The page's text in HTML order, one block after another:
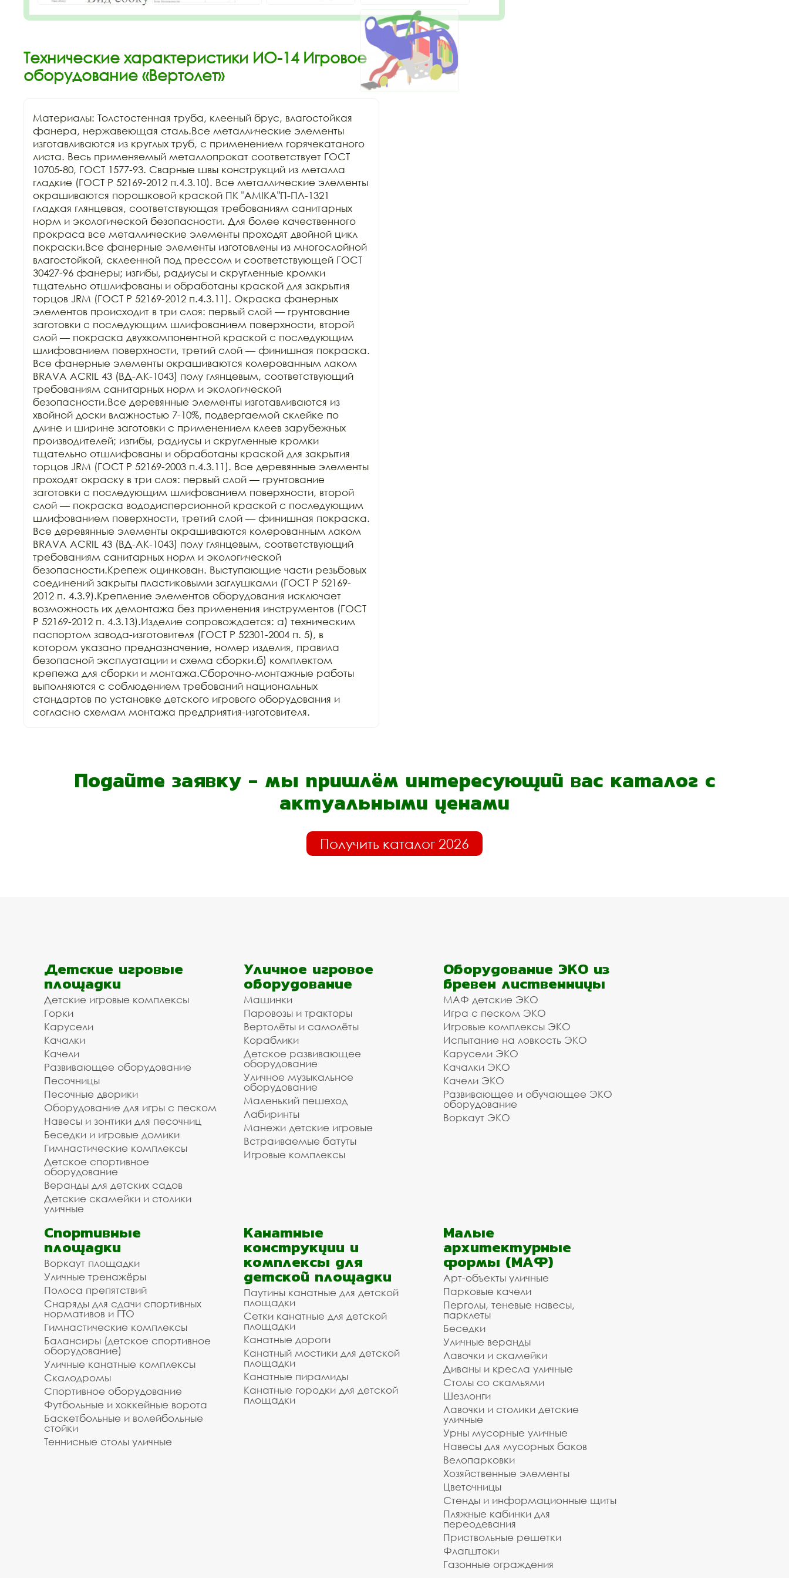
Технические характеристики ИО-14 Игровое
оборудование «Вертолет»
Материалы: Толстостенная труба, клееный брус, влагостойкая
фанера, нержавеющая сталь.Все металлические элементы
изготавливаются из круглых труб, с применением горячекатаного
листа. Весь применяемый металлопрокат соответствует ГОСТ
10705-80, ГОСТ 1577-93. Сварные швы конструкций из металла
гладкие (ГОСТ Р 52169-2012 п.4.3.10). Все металлические элементы
окрашиваются порошковой краской ПК "АМIKA"П-ПЛ-1321
гладкая глянцевая, соответствующая требованиям санитарных
норм и экологической безопасности. Для более качественного
прокраса все металлические элементы проходят двойной цикл
покраски.Все фанерные элементы изготовлены из многослойной
влагостойкой, склеенной под прессом и соответствующей ГОСТ
30427-96 фанеры; изгибы, радиусы и скругленные кромки
тщательно отшлифованы и обработаны краской для закрытия
торцов JRM (ГОСТ Р 52169-2012 п.4.3.11). Окраска фанерных
элементов происходит в три слоя: первый слой — грунтование
заготовки с последующим шлифованием поверхности, второй
слой — покраска двухкомпонентной краской с последующим
шлифованием поверхности, третий слой — финишная покраска.
Все фанерные элементы окрашиваются колерованным лаком
BRAVA ACRIL 43 (ВД-АК-1043) полу глянцевым, соответствующий
требованиям санитарных норм и экологической
безопасности.Все деревянные элементы изготавливаются из
хвойной доски влажностью 7-10%, подвергаемой склейке по
длине и ширине заготовки с применением клеев зарубежных
производителей; изгибы, радиусы и скругленные кромки
тщательно отшлифованы и обработаны краской для закрытия
торцов JRM (ГОСТ Р 52169-2003 п.4.3.11). Все деревянные элементы
проходят окраску в три слоя: первый слой — грунтование
заготовки с последующим шлифованием поверхности, второй
слой — покраска вододисперсионной краской с последующим
шлифованием поверхности, третий слой — финишная покраска.
Все деревянные элементы окрашиваются колерованным лаком
BRAVA ACRIL 43 (ВД-АК-1043) полу глянцевым, соответствующий
требованиям санитарных норм и экологической
безопасности.Крепеж оцинкован. Выступающие части резьбовых
соединений закрыты пластиковыми заглушками (ГОСТ Р 52169-
2012 п. 4.3.9).Крепление элементов оборудования исключает
возможность их демонтажа без применения инструментов (ГОСТ
Р 52169-2012 п. 4.3.13).Изделие сопровождается: а) техническим
паспортом завода-изготовителя (ГОСТ Р 52301-2004 п. 5), в
котором указано предназначение, номер изделия, правила
безопасной эксплуатации и схема сборки.б) комплектом
крепежа для сборки и монтажа.Сборочно-монтажные работы
выполняются с соблюдением требований национальных
стандартов по установке детского игрового оборудования и
согласно схемам монтажа предприятия-изготовителя.
Подайте заявку - мы пришлём интересующий вас каталог с
актуальными ценами
Получить каталог 2026
Детские игровые
площадки
Детские игровые комплексы
Горки
Карусели
Качалки
Качели
Развивающее оборудование
Песочницы
Песочные дворики
Оборудование для игры с песком
Навесы и зонтики для песочниц
Беседки и игровые домики
Гимнастические комплексы
Детское спортивное
оборудование
Веранды для детских садов
Детские скамейки и столики
уличные
Уличное игровое
оборудование
Машинки
Паровозы и тракторы
Вертолёты и самолёты
Кораблики
Детское развивающее
оборудование
Уличное музыкальное
оборудование
Маленький пешеход
Лабиринты
Манежи детские игровые
Встраиваемые батуты
Игровые комплексы
Оборудование ЭКО из
бревен лиственницы
МАФ детские ЭКО
Игра с песком ЭКО
Игровые комплексы ЭКО
Испытание на ловкость ЭКО
Карусели ЭКО
Качалки ЭКО
Качели ЭКО
Развивающее и обучающее ЭКО
оборудование
Воркаут ЭКО
Спортивные
площадки
Воркаут площадки
Уличные тренажёры
Полоса препятствий
Снаряды для сдачи спортивных
нормативов и ГТО
Гимнастические комплексы
Балансиры (детское спортивное
оборудование)
Уличные канатные комплексы
Скалодромы
Спортивное оборудование
Футбольные и хоккейные ворота
Баскетбольные и волейбольные
стойки
Теннисные столы уличные
Канатные
конструкции и
комплексы для
детской площадки
Паутины канатные для детской
площадки
Сетки канатные для детской
площадки
Канатные дороги
Канатный мостики для детской
площадки
Канатные пирамиды
Канатные городки для детской
площадки
Малые
архитектурные
формы (МАФ)
Арт-объекты уличные
Парковые качели
Перголы, теневые навесы,
парклеты
Беседки
Уличные веранды
Лавочки и скамейки
Диваны и кресла уличные
Столы со скамьями
Шезлонги
Лавочки и столики детские
уличные
Урны мусорные уличные
Навесы для мусорных баков
Велопарковки
Хозяйственные элементы
Цветочницы
Стенды и информационные щиты
Пляжные кабинки для
переодевания
Приствольные решетки
Флагштоки
Газонные ограждения